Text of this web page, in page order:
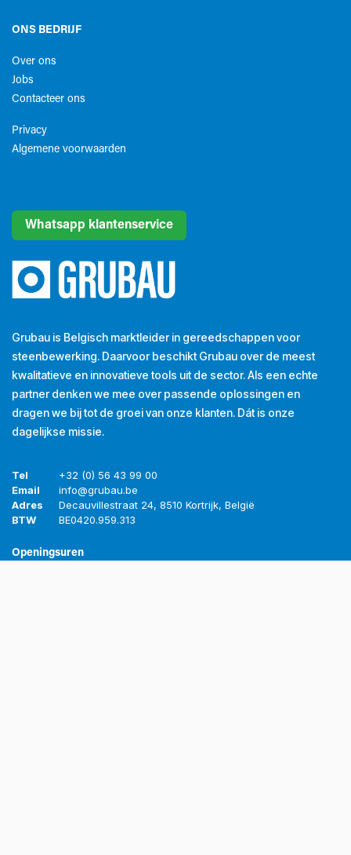
ONS BEDRIJF
Over ons
Jobs
Contacteer ons
Privacy
Algemene voorwaarden​
Whatsapp klantenservice
Grubau is Belgisch marktleider in gereedschappen voor
steenbewerking. Daarvoor beschikt Grubau over de meest
kwalitatieve en innovatieve tools uit de sector. Als een echte
partner denken we mee over passende oplossingen en
dragen we bij tot de groei van onze klanten. Dát is onze
dagelijkse missie.
Tel
+32 (0) 56 43 99 00
Email
info@grubau.be
Adres
Decauvillestraat 24, 8510 Kortrijk, België
BTW
BE0420.959.313
Openingsuren